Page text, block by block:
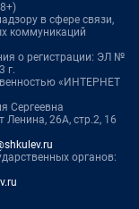
в сфере связи,
коммуникаций
о регистрации: ЭЛ №
г.
«ИНТЕРНЕТ
Сергеевна
Ленина, 26А, стр.2, 16
органов: